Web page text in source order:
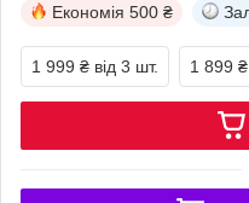
Економія 500 ₴
1 999 ₴ від 3 шт. 1 899 ₴